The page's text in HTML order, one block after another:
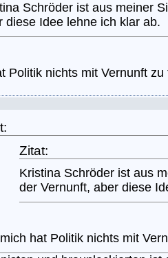
Schröder ist aus meiner
diese Idee lehne ich klar ab.
Politik nichts mit Vernunft zu
Zitat:
Kristina Schröder ist aus
der Vernunft, aber diese
hat Politik nichts mit